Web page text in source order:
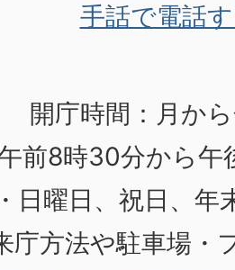
手話で電話
開庁時間：月か
前8時30分から午
日曜日、祝日、
庁方法や駐車場・